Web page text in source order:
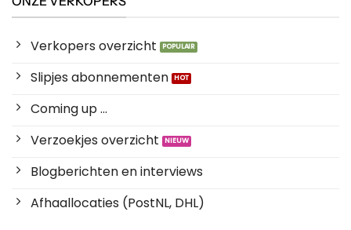
Verkopers overzicht
Slipjes abonnementen
Coming up ...
Verzoekjes overzicht
Blogberichten en interviews
Afhaallocaties (PostNL, DHL)